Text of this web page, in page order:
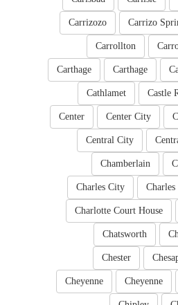
Carrizo
Carrizozo
Carrollton
Carthage
Carthage
Castle
Cathlamet
Center City
Center
Central City
Chamberlain
Charles City
Charlotte Court House
Chatsworth
Chester
Cheyenne
Cheyenne